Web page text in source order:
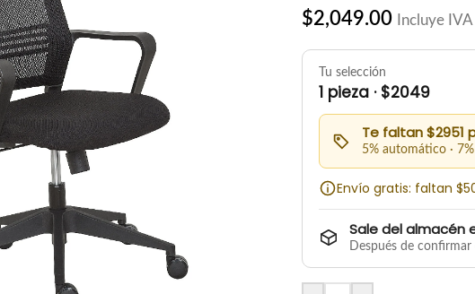
$2,049.00 Incluye IVA
Tu selección
1 pieza · $2049
Te faltan $2951
5% automático ·
Envío gratis: faltan
Sale del almacén
Después de confirmar